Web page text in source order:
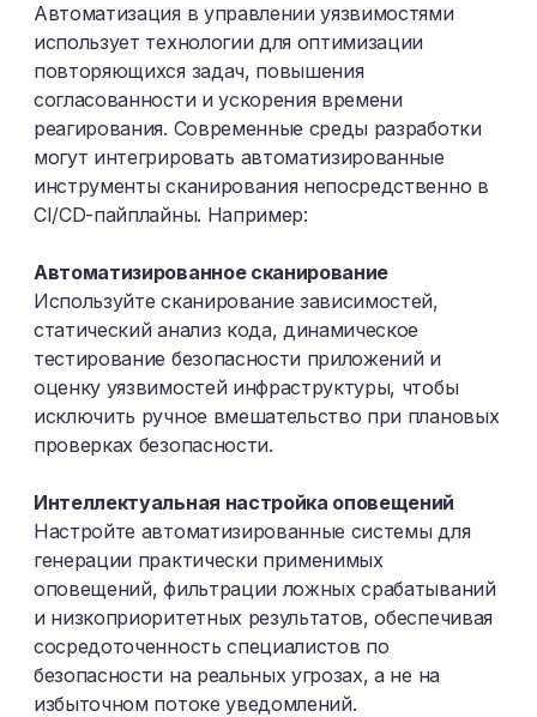
Автоматизация в управлении уязвимостями
использует технологии для оптимизации
повторяющихся задач, повышения
согласованности и ускорения времени
реагирования. Современные среды разработки
могут интегрировать автоматизированные
инструменты сканирования непосредственно в
CI/CD-пайплайны. Например:
Автоматизированное сканирование
Используйте сканирование зависимостей,
статический анализ кода, динамическое
тестирование безопасности приложений и
оценку уязвимостей инфраструктуры, чтобы
исключить ручное вмешательство при плановых
проверках безопасности.
Интеллектуальная настройка оповещений
Настройте автоматизированные системы для
генерации практически применимых
оповещений, фильтрации ложных срабатываний
и низкоприоритетных результатов, обеспечивая
сосредоточенность специалистов по
безопасности на реальных угрозах, а не на
избыточном потоке уведомлений.